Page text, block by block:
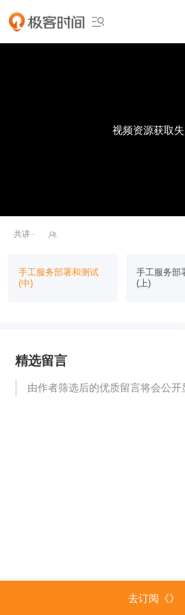

视频资源获取
共讲 · 
手工服务部署和测试
(中)
手工服务部
(上)
精选留言
由作者筛选后的优质留言将会公开
去订阅《》